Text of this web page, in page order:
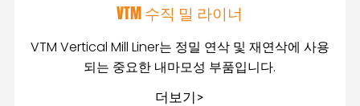
VTM 수직 밀 라이너
VTM Vertical Mill Liner는 정밀 연삭 및 재연삭에 사용
되는 중요한 내마모성 부품입니다.
더보기>